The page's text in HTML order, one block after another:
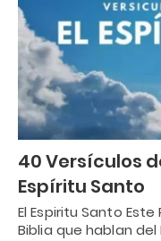
40 Versículos
Espíritu Santo
El Espiritu Santo
Biblia que hablan del